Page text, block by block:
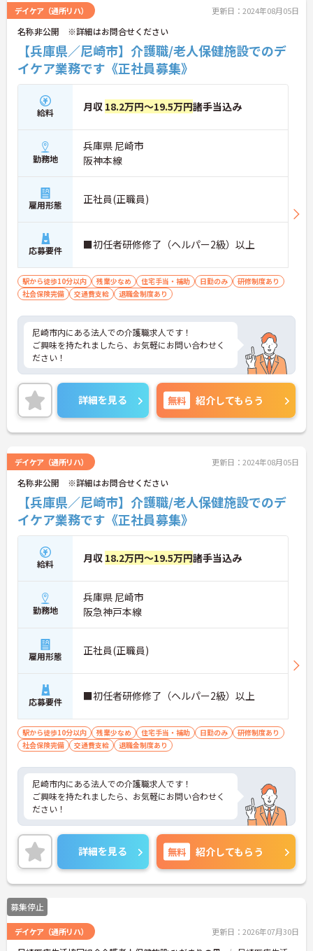
詳細をお話しいたしますのでお気軽にご相談くださ
い。
デイケア（通所リハ） 更新日：2024年08月05日
名称非公開 ※詳細はお問合せください
【兵庫県／尼崎市】介護職/老人保健施設でのデ
イケア業務です《正社員募集》
給料 月収 18.2万円～19.5万円諸手当込み
勤務地
兵庫県 尼崎市
阪神本線
雇用形態 正社員(正職員)
応募要件 ■初任者研修修了（ヘルパー2級）以上
駅から徒歩10分以内 残業少なめ 住宅手当・補助 日勤のみ
研修制度あり
社会保険完備
交通費支給 退職金制度あり
尼崎市内にある法人での介護職求人です！
ご興味を持たれましたら、お気軽にお問い合わせく
ださい！
詳細を見る 無料 紹介してもらう
デイケア（通所リハ） 更新日：2024年08月05日
名称非公開 ※詳細はお問合せください
【兵庫県／尼崎市】介護職/老人保健施設でのデ
イケア業務です《正社員募集》
給料 月収 18.2万円～19.5万円諸手当込み
勤務地
兵庫県 尼崎市
阪急神戸本線
雇用形態 正社員(正職員)
応募要件 ■初任者研修修了（ヘルパー2級）以上
駅から徒歩10分以内 残業少なめ 住宅手当・補助 日勤のみ
研修制度あり
社会保険完備
交通費支給 退職金制度あり
尼崎市内にある法人での介護職求人です！
ご興味を持たれましたら、お気軽にお問い合わせく
ださい！
詳細を見る 無料 紹介してもらう
募集停止
デイケア（通所リハ） 更新日：2026年07月30日